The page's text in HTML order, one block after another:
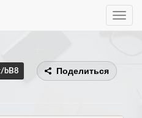
Toggle
bB8 Поделиться